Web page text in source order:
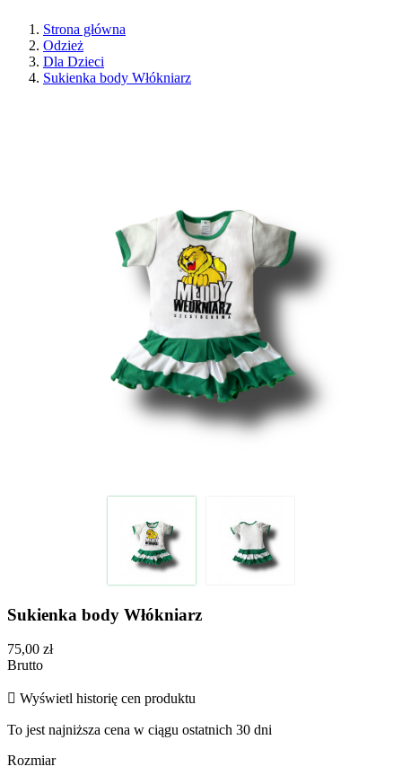
Strona główna
Odzież
Dla Dzieci
Sukienka body Włókniarz
Sukienka body Włókniarz
75,00 zł
Brutto
 Wyświetl historię cen produktu
To jest najniższa cena w ciągu ostatnich 30 dni
Rozmiar